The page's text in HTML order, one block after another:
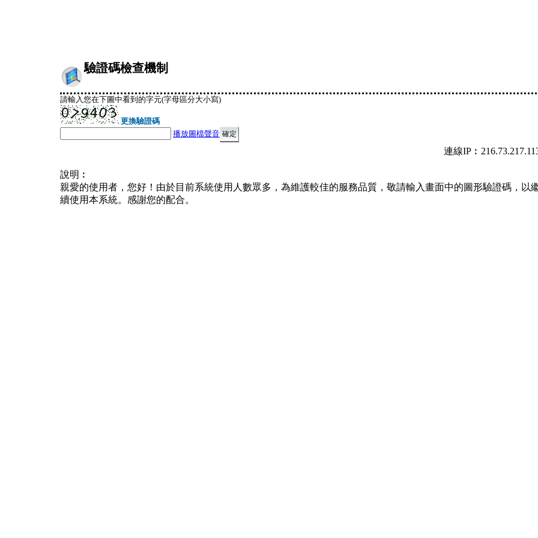
驗證碼檢查機制
請輸入您在下圖中看到的字元(字母區分大小寫)
更換驗證碼
播放圖檔聲音
連線
說明︰
親愛的使用者，您好！由於目前系統使用人數眾多，為維護較佳的服務品質，敬請輸入畫面中的圖形驗證碼，以
續使用本系統。感謝您的配合。